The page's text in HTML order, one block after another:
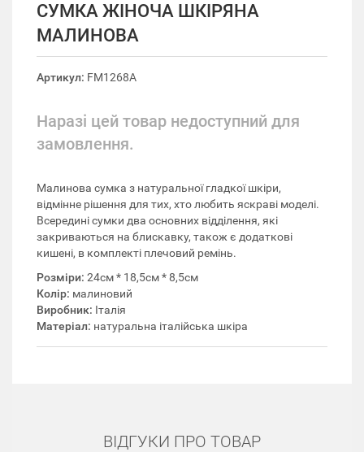
СУМКА ЖІНОЧА ШКІРЯНА
МАЛИНОВА
Артикул: FM1268A
Наразі цей товар недоступний для
замовлення.
Малинова сумка з натуральної гладкої шкіри,
відмінне рішення для тих, хто любить яскраві моделі.
Всередині сумки два основних відділення, які
закриваються на блискавку, також є додаткові
кишені, в комплекті плечовий ремінь.
Розміри: 24см * 18,5см * 8,5см
Колір: малиновий
Виробник: Італія
Матеріал: натуральна італійська шкіра
ВІДГУКИ ПРО ТОВАР